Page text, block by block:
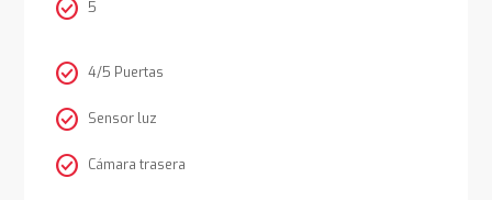
check_circle 5
check_circle 4/5 Puertas
check_circle Sensor luz
check_circle Cámara trasera